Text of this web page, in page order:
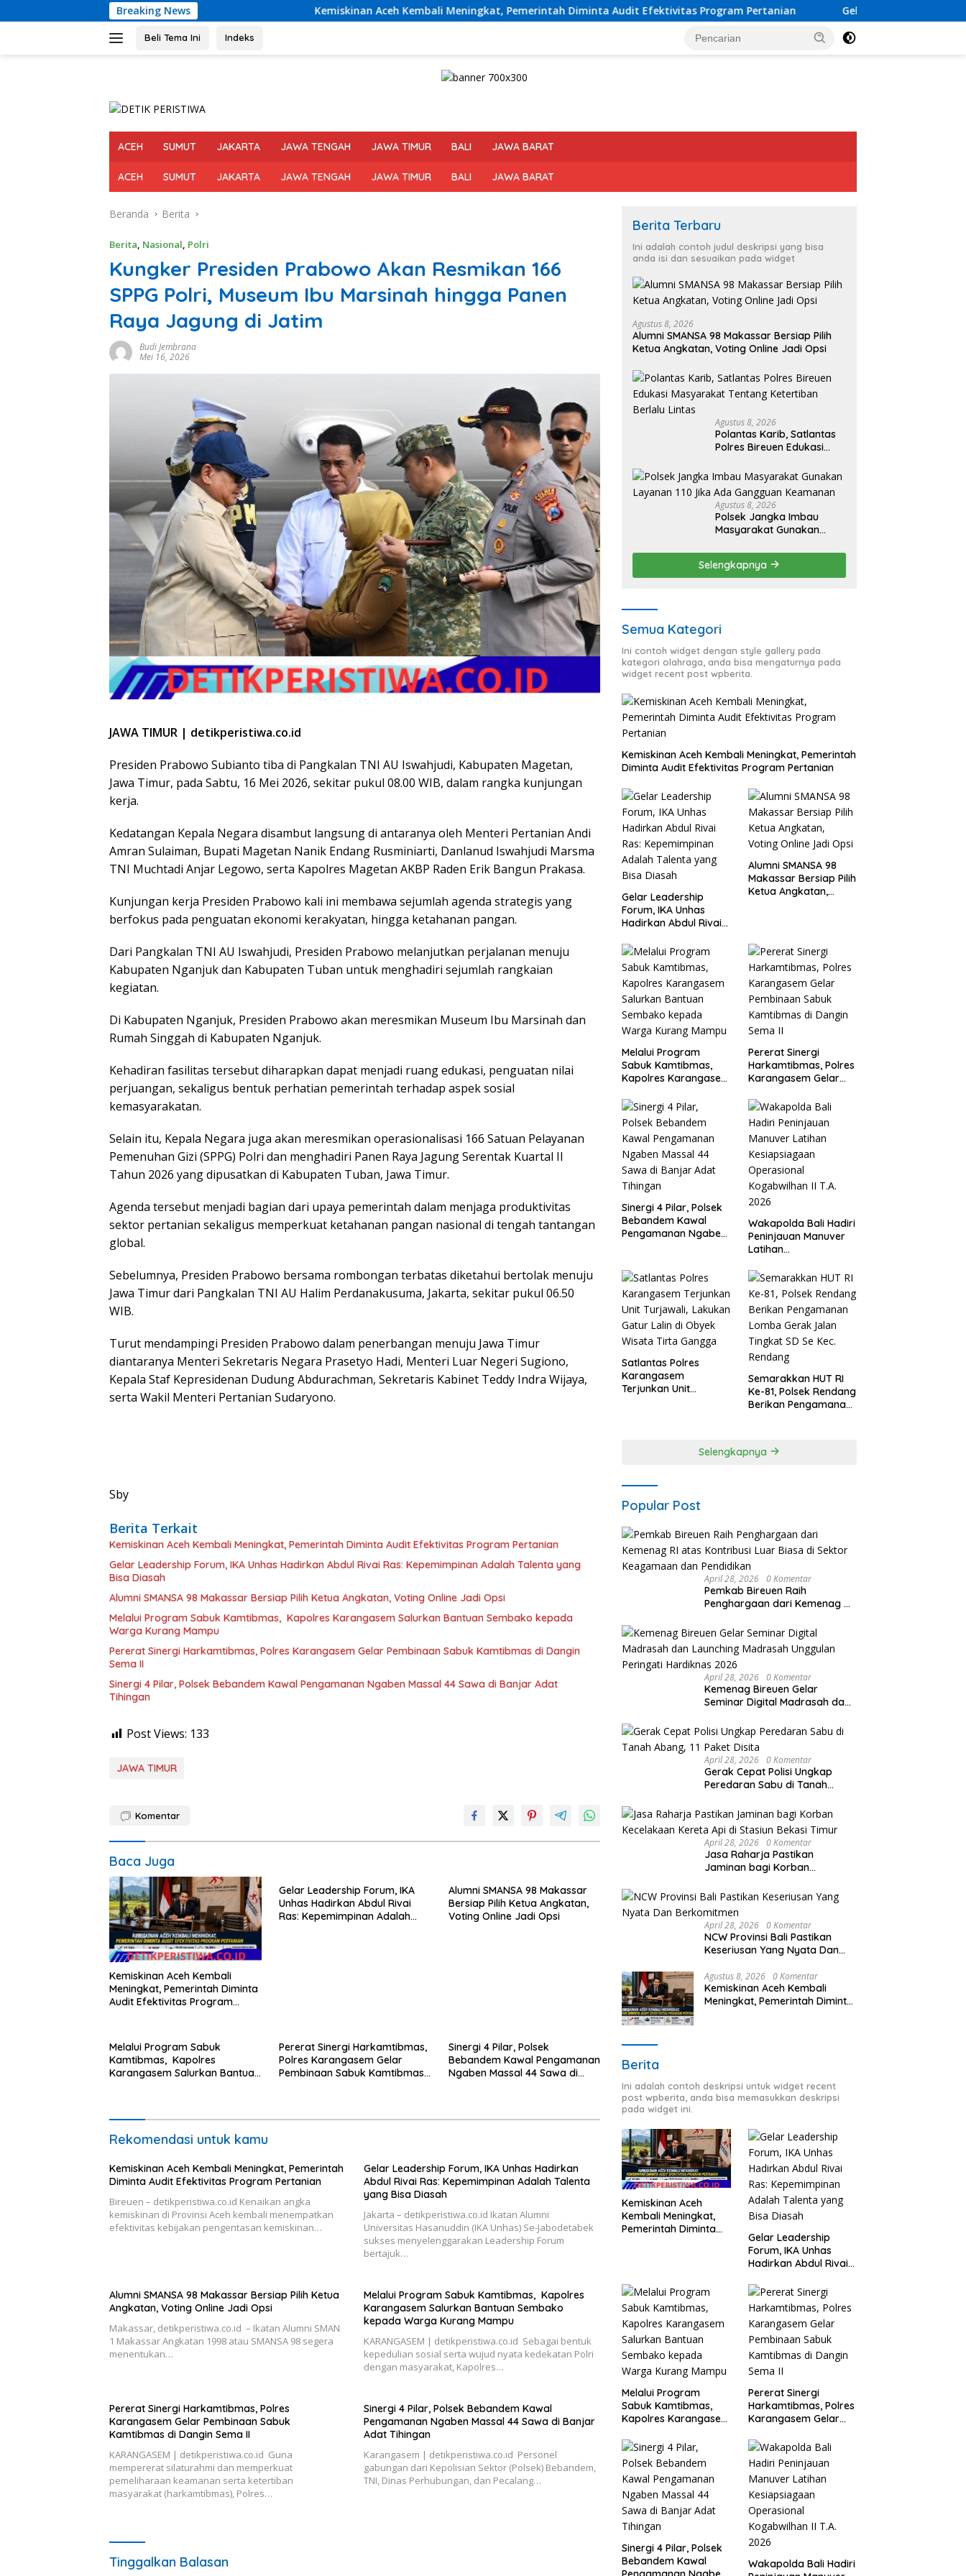
ke
Breaking News Kemiskinan Aceh Kembali Meningkat, Pemerintah Diminta Audit Efektivitas Program Pertanian Gelar Leadership Forum, IKA Unhas
Beli Tema Ini Indeks
ACEH SUMUT JAKARTA JAWA TENGAH JAWA TIMUR BALI JAWA BARAT
ACEH SUMUT JAKARTA JAWA TENGAH JAWA TIMUR BALI JAWA BARAT
Beranda Berita
Berita Nasional Polri
Kungker Presiden Prabowo Akan Resmikan 166
SPPG Polri, Museum Ibu Marsinah hingga Panen
Raya Jagung di Jatim
Budi Jembrana
Mei 16, 2026
JAWA TIMUR | detikperistiwa.co.id
Presiden Prabowo Subianto tiba di Pangkalan TNI AU Iswahjudi, Kabupaten Magetan,
Jawa Timur, pada Sabtu, 16 Mei 2026, sekitar pukul 08.00 WIB, dalam rangka kunjungan
kerja.
Kedatangan Kepala Negara disambut langsung di antaranya oleh Menteri Pertanian Andi
Amran Sulaiman, Bupati Magetan Nanik Endang Rusminiarti, Danlanud Iswahjudi Marsma
TNI Muchtadi Anjar Legowo, serta Kapolres Magetan AKBP Raden Erik Bangun Prakasa.
Kunjungan kerja Presiden Prabowo kali ini membawa sejumlah agenda strategis yang
berfokus pada penguatan ekonomi kerakyatan, hingga ketahanan pangan.
Dari Pangkalan TNI AU Iswahjudi, Presiden Prabowo melanjutkan perjalanan menuju
Kabupaten Nganjuk dan Kabupaten Tuban untuk menghadiri sejumlah rangkaian
kegiatan.
Di Kabupaten Nganjuk, Presiden Prabowo akan meresmikan Museum Ibu Marsinah dan
Rumah Singgah di Kabupaten Nganjuk.
Kehadiran fasilitas tersebut diharapkan dapat menjadi ruang edukasi, penguatan nilai
perjuangan, sekaligus bentuk perhatian pemerintah terhadap aspek sosial
kemasyarakatan.
Selain itu, Kepala Negara juga akan meresmikan operasionalisasi 166 Satuan Pelayanan
Pemenuhan Gizi (SPPG) Polri dan menghadiri Panen Raya Jagung Serentak Kuartal II
Tahun 2026 yang dipusatkan di Kabupaten Tuban, Jawa Timur.
Agenda tersebut menjadi bagian dari upaya pemerintah dalam menjaga produktivitas
sektor pertanian sekaligus memperkuat ketahanan pangan nasional di tengah tantangan
global.
Sebelumnya, Presiden Prabowo bersama rombongan terbatas diketahui bertolak menuju
Jawa Timur dari Pangkalan TNI AU Halim Perdanakusuma, Jakarta, sekitar pukul 06.50
WIB.
Turut mendampingi Presiden Prabowo dalam penerbangan menuju Jawa Timur
diantaranya Menteri Sekretaris Negara Prasetyo Hadi, Menteri Luar Negeri Sugiono,
Kepala Staf Kepresidenan Dudung Abdurachman, Sekretaris Kabinet Teddy Indra Wijaya,
serta Wakil Menteri Pertanian Sudaryono.
Sby
Berita Terkait
Kemiskinan Aceh Kembali Meningkat, Pemerintah Diminta Audit Efektivitas Program Pertanian
Gelar Leadership Forum, IKA Unhas Hadirkan Abdul Rivai Ras: Kepemimpinan Adalah Talenta yang
Bisa Diasah
Alumni SMANSA 98 Makassar Bersiap Pilih Ketua Angkatan, Voting Online Jadi Opsi
Melalui Program Sabuk Kamtibmas, Kapolres Karangasem Salurkan Bantuan Sembako kepada
Warga Kurang Mampu
Pererat Sinergi Harkamtibmas, Polres Karangasem Gelar Pembinaan Sabuk Kamtibmas di Dangin
Sema II
Sinergi 4 Pilar, Polsek Bebandem Kawal Pengamanan Ngaben Massal 44 Sawa di Banjar Adat
Tihingan
Post Views: 133
JAWA TIMUR
Komentar
Baca Juga
Kemiskinan Aceh Kembali
Meningkat, Pemerintah Diminta
Audit Efektivitas Program
Gelar Leadership Forum, IKA
Unhas Hadirkan Abdul Rivai
Ras: Kepemimpinan Adalah
Alumni SMANSA 98 Makassar
Bersiap Pilih Ketua Angkatan,
Voting Online Jadi Opsi
Melalui Program Sabuk
Kamtibmas, Kapolres
Karangasem Salurkan Bantuan
Pererat Sinergi Harkamtibmas,
Polres Karangasem Gelar
Pembinaan Sabuk Kamtibmas
Sinergi 4 Pilar, Polsek
Bebandem Kawal Pengamanan
Ngaben Massal 44 Sawa di
Rekomendasi untuk kamu
Kemiskinan Aceh Kembali Meningkat, Pemerintah
Diminta Audit Efektivitas Program Pertanian
Bireuen – detikperistiwa.co.id Kenaikan angka
kemiskinan di Provinsi Aceh kembali menempatkan
efektivitas kebijakan pengentasan kemiskinan…
Gelar Leadership Forum, IKA Unhas Hadirkan
Abdul Rivai Ras: Kepemimpinan Adalah Talenta
yang Bisa Diasah
Jakarta – detikperistiwa.co.id Ikatan Alumni
Universitas Hasanuddin (IKA Unhas) Se-Jabodetabek
sukses menyelenggarakan Leadership Forum
bertajuk…
Alumni SMANSA 98 Makassar Bersiap Pilih Ketua
Angkatan, Voting Online Jadi Opsi
Makassar, detikperistiwa.co.id – Ikatan Alumni SMAN
1 Makassar Angkatan 1998 atau SMANSA 98 segera
menentukan…
Melalui Program Sabuk Kamtibmas, Kapolres
Karangasem Salurkan Bantuan Sembako
kepada Warga Kurang Mampu
KARANGASEM | detikperistiwa.co.id Sebagai bentuk
kepedulian sosial serta wujud nyata kedekatan Polri
dengan masyarakat, Kapolres…
Pererat Sinergi Harkamtibmas, Polres
Karangasem Gelar Pembinaan Sabuk
Kamtibmas di Dangin Sema II
KARANGASEM | detikperistiwa.co.id Guna
mempererat silaturahmi dan memperkuat
pemeliharaan keamanan serta ketertiban
masyarakat (harkamtibmas), Polres…
Sinergi 4 Pilar, Polsek Bebandem Kawal
Pengamanan Ngaben Massal 44 Sawa di Banjar
Adat Tihingan
​Karangasem | detikperistiwa.co.id Personel
gabungan dari Kepolisian Sektor (Polsek) Bebandem,
TNI, Dinas Perhubungan, dan Pecalang…
Tinggalkan Balasan
Berita Terbaru
Ini adalah contoh judul deskripsi yang bisa
anda isi dan sesuaikan pada widget
Agustus 8, 2026
Alumni SMANSA 98 Makassar Bersiap Pilih
Ketua Angkatan, Voting Online Jadi Opsi
Agustus 8, 2026
Polantas Karib, Satlantas
Polres Bireuen Edukasi
Ketertiban Berlalu Lintas
Agustus 8, 2026
Polsek Jangka Imbau
Masyarakat Gunakan
Gangguan Keamanan
Selengkapnya
Semua Kategori
Ini contoh widget dengan style gallery pada
kategori olahraga, anda bisa mengaturnya pada
widget recent post wpberita.
Kemiskinan Aceh Kembali Meningkat, Pemerintah
Diminta Audit Efektivitas Program Pertanian
Gelar Leadership
Forum, IKA Unhas
Hadirkan Abdul Rivai
Adalah Talenta yang
Bisa Diasah
Alumni SMANSA 98
Makassar Bersiap Pilih
Ketua Angkatan,
Melalui Program
Sabuk Kamtibmas,
Kapolres Karangasem
Sembako kepada
Warga Kurang
Mampu
Pererat Sinergi
Harkamtibmas, Polres
Karangasem Gelar
Kamtibmas di Dangin
Sema II
Sinergi 4 Pilar, Polsek
Bebandem Kawal
Pengamanan Ngaben
Wakapolda Bali Hadiri
Peninjauan Manuver
Latihan
Operasional
Kogabwilhan II T.A.
2026
Satlantas Polres
Karangasem
Terjunkan Unit
Semarakkan HUT RI
Ke-81, Polsek Rendang
Berikan Pengamanan
Selengkapnya
Popular Post
April 28, 2026 0 Komentar
Pemkab Bireuen Raih
Penghargaan dari Kemenag RI
Sektor Keagamaan dan
Pendidikan
April 28, 2026 0 Komentar
Kemenag Bireuen Gelar
Seminar Digital Madrasah dan
Peringati Hardiknas 2026
April 28, 2026 0 Komentar
Gerak Cepat Polisi Ungkap
Peredaran Sabu di Tanah
April 28, 2026 0 Komentar
Jasa Raharja Pastikan
Jaminan bagi Korban
Stasiun Bekasi Timur
April 28, 2026 0 Komentar
NCW Provinsi Bali Pastikan
Keseriusan Yang Nyata Dan
Agustus 8, 2026 0 Komentar
Kemiskinan Aceh Kembali
Meningkat, Pemerintah Diminta
Berita
Ini adalah contoh deskripsi untuk widget recent
post wpberita, anda bisa memasukkan deskripsi
pada widget ini.
Kemiskinan Aceh
Kembali Meningkat,
Pemerintah Diminta
Gelar Leadership
Forum, IKA Unhas
Hadirkan Abdul Rivai
Adalah Talenta yang
Bisa Diasah
Melalui Program
Sabuk Kamtibmas,
Kapolres Karangasem
Sembako kepada
Warga Kurang
Mampu
Pererat Sinergi
Harkamtibmas, Polres
Karangasem Gelar
Kamtibmas di Dangin
Sema II
Sinergi 4 Pilar, Polsek
Bebandem Kawal
Wakapolda Bali Hadiri